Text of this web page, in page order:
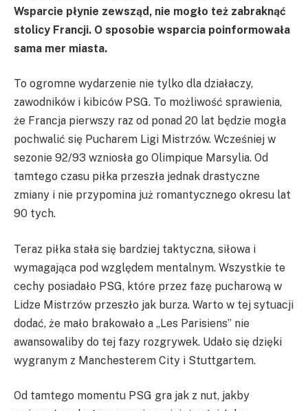
Wsparcie płynie zewsząd, nie mogło też zabraknąć
stolicy Francji. O sposobie wsparcia poinformowała
sama mer miasta.
To ogromne wydarzenie nie tylko dla działaczy,
zawodników i kibiców PSG. To możliwość sprawienia,
że Francja pierwszy raz od ponad 20 lat będzie mogła
pochwalić się Pucharem Ligi Mistrzów. Wcześniej w
sezonie 92/93 wzniosła go Olimpique Marsylia. Od
tamtego czasu piłka przeszła jednak drastyczne
zmiany i nie przypomina już romantycznego okresu lat
90 tych.
Teraz piłka stała się bardziej taktyczna, siłowa i
wymagająca pod względem mentalnym. Wszystkie te
cechy posiadało PSG, które przez fazę pucharową w
Lidze Mistrzów przeszło jak burza. Warto w tej sytuacji
dodać, że mało brakowało a „Les Parisiens” nie
awansowaliby do tej fazy rozgrywek. Udało się dzięki
wygranym z Manchesterem City i Stuttgartem.
Od tamtego momentu PSG gra jak z nut, jakby